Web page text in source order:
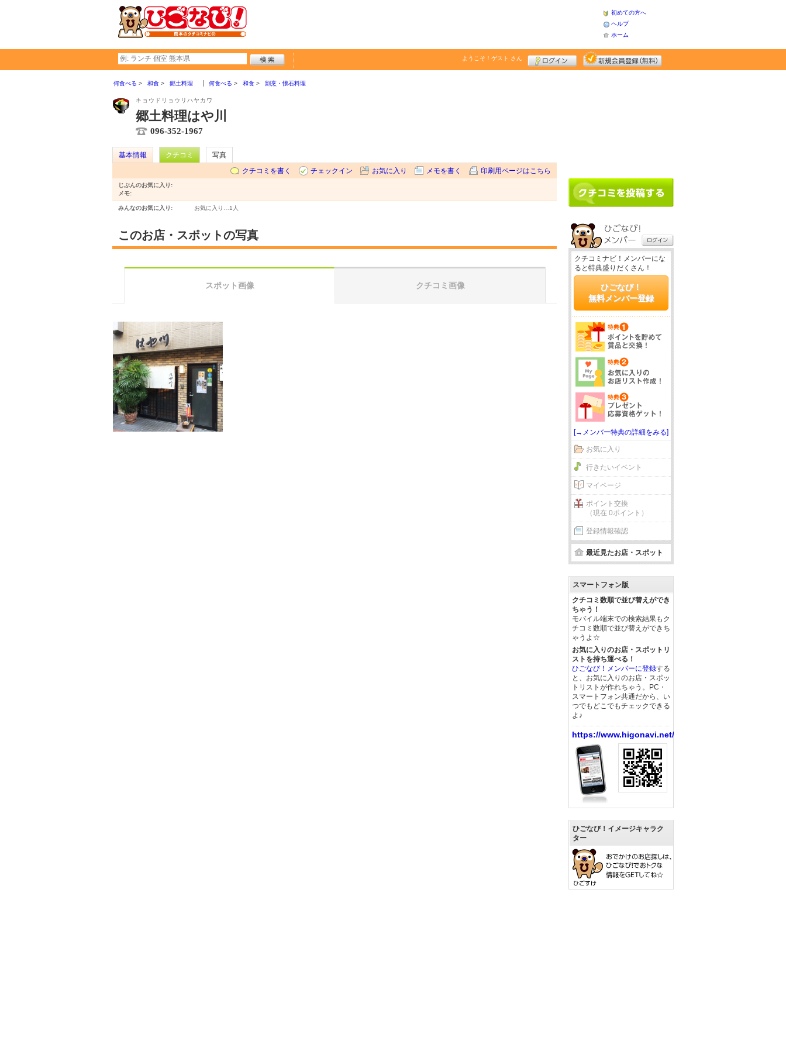
初めての方へ
ヘルプ
ホーム
ようこそ！ ゲスト さん
何食べる 和食 郷土料理 何食べる 和食 割烹・懐石料理
キョウドリョウリハヤカワ
郷土料理はや川
096-352-1967
基本情報 クチコミ
写真
クチコミを書く
チェックイン お気に入り メモを書く 印刷用ページはこちら
じぶんのお気に入り:
メモ:
みんなのお気に入り: お気に入り… 1人
このお店・スポットの写真
スポット画像 クチコミ画像
クチコミナビ！メンバーにな
ると特典盛りだくさん！
ひごなび！
無料メンバー登録
[→メンバー特典の詳細をみる]
お気に入り
行きたいイベント
マイページ
ポイント交換
（現在 0ポイント）
登録情報確認
最近見たお店・スポット
スマートフォン版
クチコミ数順で並び替えができ
ちゃう！
モバイル端末での検索結果もク
チコミ数順で並び替えができち
ゃうよ☆
お気に入りのお店・スポットリ
ストを持ち運べる！
ひごなび！メンバーに登録する
と、お気に入りのお店・スポッ
トリストが作れちゃう。PC・
スマートフォン共通だから、い
つでもどこでもチェックできる
よ♪
https://www.higonavi.net/
ひごなび！イメージキャラク
ター